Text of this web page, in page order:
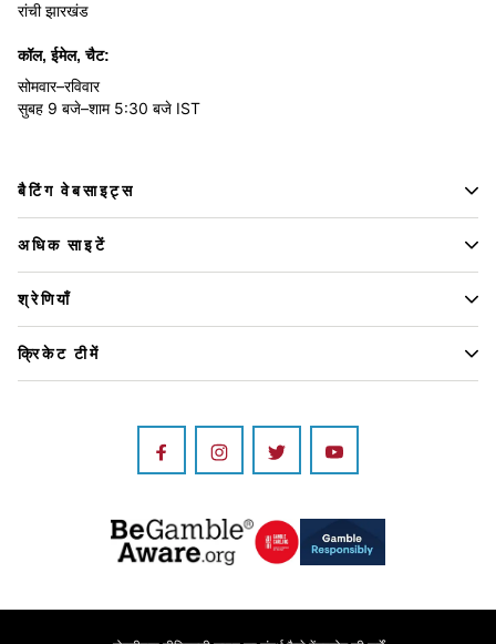
रांची झारखंड
कॉल, ईमेल, चैट:
सोमवार–रविवार
सुबह 9 बजे–शाम 5:30 बजे IST
बैटिंग वेबसाइट्स
अधिक साइटें
श्रेणियाँ
क्रिकेट टीमें
Image Image Image